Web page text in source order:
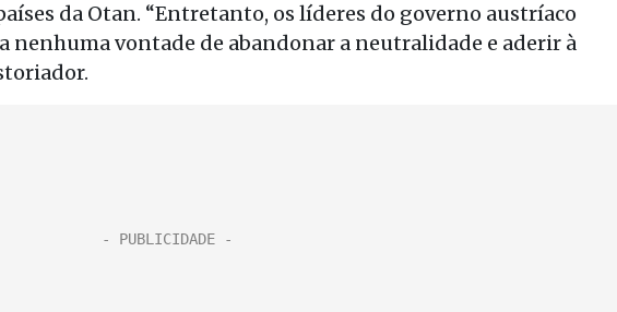
da Otan. “Entretanto, os líderes do governo austríaco
nenhuma vontade de abandonar a neutralidade e aderir à